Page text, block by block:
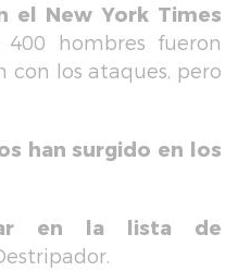
el New York Times
hombres fueron
con los ataques, pero
han surgido en los
en la lista de